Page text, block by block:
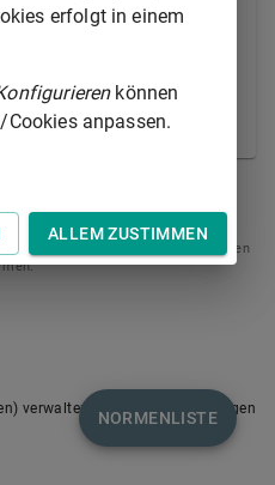
Euro.
von 28,60 Euro zu
oder rechts zur Navigation zwischen
NORMENLISTE
verwalten Nutzungsbedingungen
erfolgt in einem
können
anpassen.
ALLEM ZUSTIMMEN